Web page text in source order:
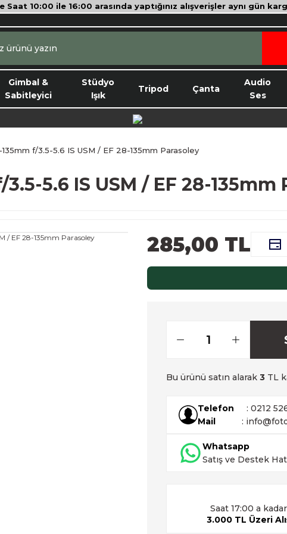
Saat 10:00 ile 16:00 arasında yaptığınız alışverişler aynı gün
Gimbal &
Sabitleyici
Stüdyo
Işık
Tripod Çanta
Audio
Ses
f/3.5-5.6 IS USM / EF 28-135mm Parasoley
5.6 IS USM / EF 28-135mm
285,00 TL
Bu ürünü satın alarak 3 TL
Telefon
: 0212
Mail
:
Whatsapp
Satış ve Destek
Saat 17:00 a
3.000 TL Üzeri